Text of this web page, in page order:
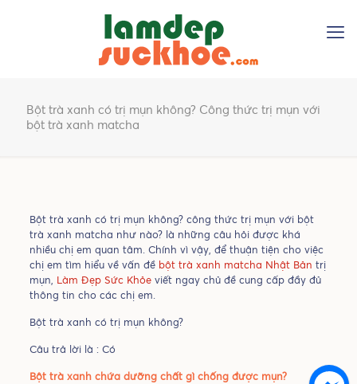
Bột trà xanh có trị mụn không? Công thức trị mụn với
bột trà xanh matcha
Bột trà xanh có trị mụn không? công thức trị mụn với bột
trà xanh matcha như nào? là những câu hỏi được khá
nhiều chị em quan tâm. Chính vì vậy, để thuận tiện cho việc
chị em tìm hiểu về vấn đề bột trà xanh matcha Nhật Bản trị
mụn, Làm Đẹp Sức Khỏeviết ngay chủ đề cung cấp đầy đủ
thông tin cho các chị em.
Bột trà xanh có trị mụn không?
Câu trả lời là : Có
Bột trà xanh chứa dưỡng chất gì chống được mụn?